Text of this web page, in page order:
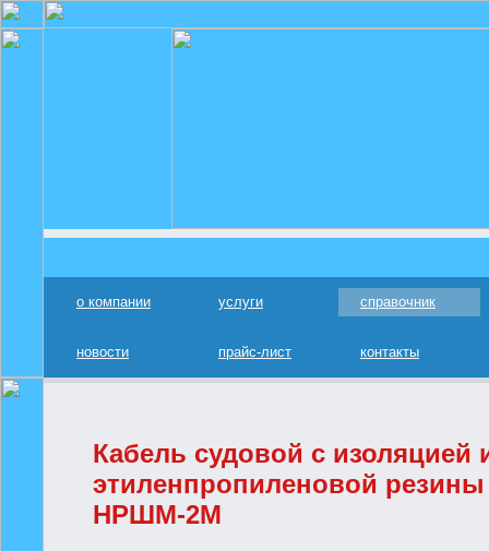
о компании услуги справочник
новости прайс-лист контакты
Кабель судовой с изоляцией
этиленпропиленовой резины
НРШМ-2М